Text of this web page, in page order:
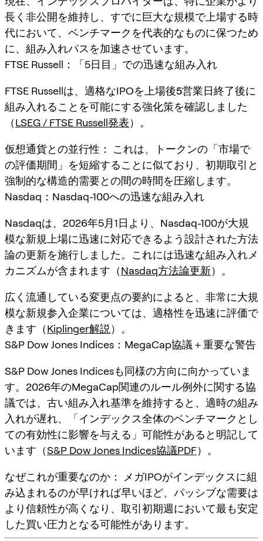
長く非公開を維持し、すでに巨大な規模で上場する時
代において、ベンチマークを代表的なものに保つため
に、組み入れパスを加速させています。
FTSE Russell：「5日目」での迅速な組み入れ
FTSE Russellは、適格なIPOを 上場後5営業日終了後に
組み入れることを可能にする強化策を確認しました
（LSEG / FTSE Russell発表）。
仮想通貨との並行性：
これは、トークンの「市場で
の評価期間」を短縮することに似ており、初期取引と
強制的な構造的需要との間の時間を圧縮します。
Nasdaq：Nasdaq-100への迅速な組み入れ
Nasdaqは、2026年5月1日より、Nasdaq-100が大規
模な新規上場に迅速に対応できるよう設計された方法
論の更新を施行しました。これには迅速な組み入れメ
カニズムが含まれます（Nasdaq方法論更新）。
広く流通している変更点の要約によると、非常に大規
模な新規参入企業については、適格性を迅速に評価で
きます（Kiplinger解説 ）。
S&P Dow Jones Indices：MegaCap協議＋重要な警告
S&P Dow Jones Indicesも同様の方向に向かっていま
す。2026年のMegaCap関連のルール例外に関する協
議では、古い組み入れ基準を維持すると、適時の組み
入れが遅れ、「インデックス全体のベンチマークとし
ての有効性に影響を与える 」可能性があると明記して
います（S&P Dow Jones Indices協議PDF）。
なぜこれが重要なのか：
メガIPOがインデックスに組
み込まれるのが早ければ早いほど、パッシブな需要は
より信頼性が高くなり、取引初期週において最も安定
した買い圧力となる可能性があります。